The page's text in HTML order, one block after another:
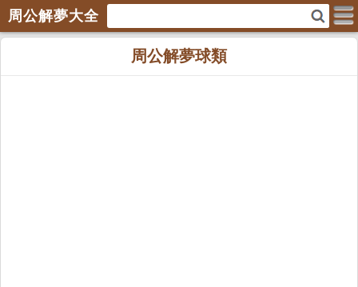
周公解夢大全
周公解夢球類